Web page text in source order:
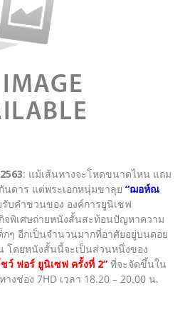
: แม้เส้นทางจะโหดขนาดไหน แถม
นดาร แต่พระเอกหนุ่มขาลุย “ฌอห์ณ
บคำชวนของ องค์การยูนิเซฟ
จพิเศษถ่ายหนังสั้นสะท้อนปัญหาความ
กๆ อีกเป็นจำนวนมากที่อาศัยอยู่บนดอย
โดยหนังสั้นนี้จะเป็นส่วนหนึ่งของ
ว์ ฟอร์ ยูนิเซฟ ครั้งที่ 2” ที่จะจัดขึ้นใน
งช่อง 7HD เวลา 18.20 – 20.00 น.